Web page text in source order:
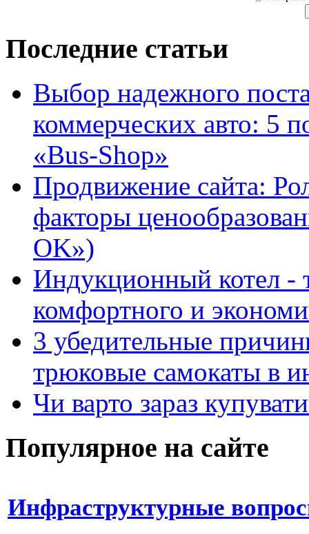
Последние статьи
Выбор надежного
коммерческих авто: 5
«Bus-Shop»
Продвижение сайта:
факторы
OK»)
Индукционный котел -
комфортного и
3 убедительные
трюковые самокаты в
Чи варто зараз
Популярное на сайте
Инфраструктурные